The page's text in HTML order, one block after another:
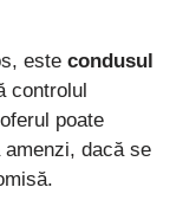
este condusul
controlul
poate
dacă se